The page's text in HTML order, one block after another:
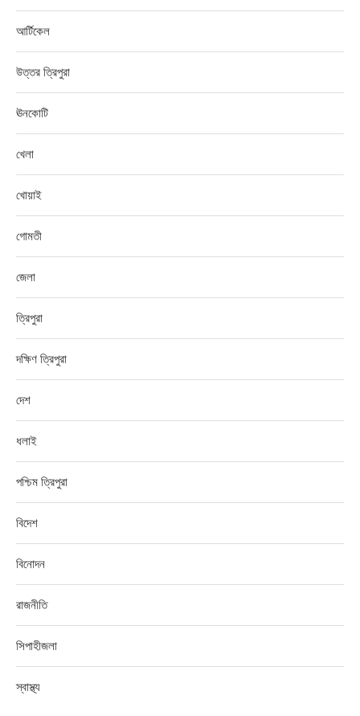
আর্টিকেল
উত্তর ত্রিপুরা
ঊনকোটি
খেলা
খোয়াই
গোমতী
জেলা
ত্রিপুরা
দক্ষিণ ত্রিপুরা
দেশ
ধলাই
পশ্চিম ত্রিপুরা
বিদেশ
বিনোদন
রাজনীতি
সিপাহীজলা
স্বাস্থ্য